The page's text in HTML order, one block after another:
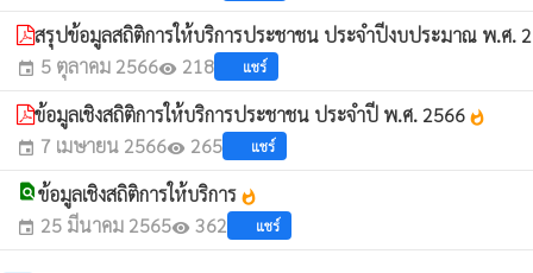
สรุปข้อมูลสถิติการให้บริการประชาชน ประจำปีงบประมาณ พ.ศ.
event 5 ตุลาคม 2566visibility 218 แชร์
ข้อมูลเชิงสถิติการให้บริการประชาชน ประจำปี พ.ศ. 2566 whatshot
event 7 เมษายน 2566visibility 265 แชร์
find_in_pageข้อมูลเชิงสถิติการให้บริการ whatshot
event 25 มีนาคม 2565visibility 362 แชร์